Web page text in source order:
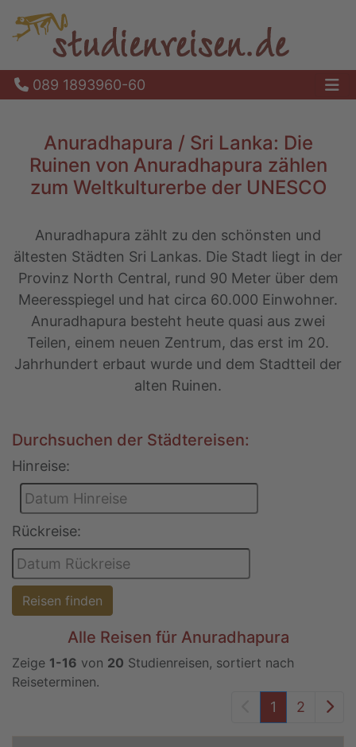
089 1893960-60
Anuradhapura / Sri Lanka: Die
Ruinen von Anuradhapura zählen
zum Weltkulturerbe der UNESCO
Anuradhapura zählt zu den schönsten und
ältesten Städten Sri Lankas. Die Stadt liegt in der
Provinz North Central, rund 90 Meter über dem
Meeresspiegel und hat circa 60.000 Einwohner.
Anuradhapura besteht heute quasi aus zwei
Teilen, einem neuen Zentrum, das erst im 20.
Jahrhundert erbaut wurde und dem Stadtteil der
alten Ruinen.
Durchsuchen der Städtereisen:
Hinreise:
Rückreise:
Reisen finden
Alle Reisen für Anuradhapura
Zeige 1-16 von 20 Studienreisen, sortiert nach
Reiseterminen.
Vorheriger
1 2